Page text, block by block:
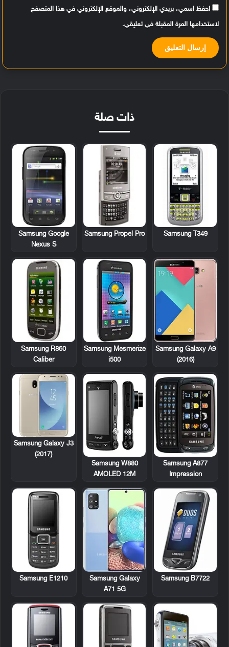
احفظ اسمي، بريدي الإلكتروني، والموقع الإلكتروني في هذا المتصفح
لاستخدامها المرة المقبلة في تعليقي.
ذات صلة
Samsung T349
Samsung Propel Pro
Samsung Google
Nexus S
Samsung Galaxy A9
(2016)
Samsung Mesmerize
i500
Samsung R860
Caliber
Samsung A877
Impression
Samsung W880
AMOLED 12M
Samsung Galaxy J3
(2017)
Samsung B7722
Samsung Galaxy
A71 5G
Samsung E1210